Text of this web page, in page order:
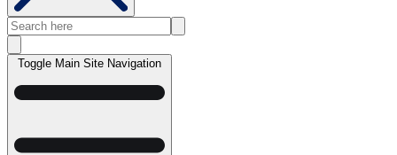
Toggle Main Site Navigation